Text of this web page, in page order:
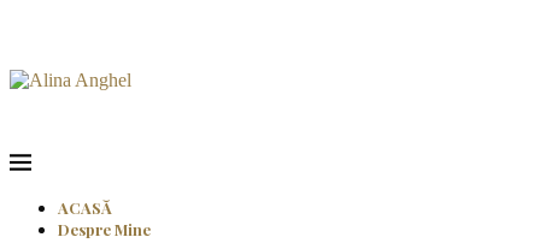
ACASĂ
Despre Mine